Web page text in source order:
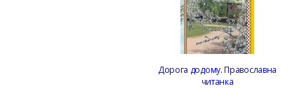
Дорога додому. Православна
читанка